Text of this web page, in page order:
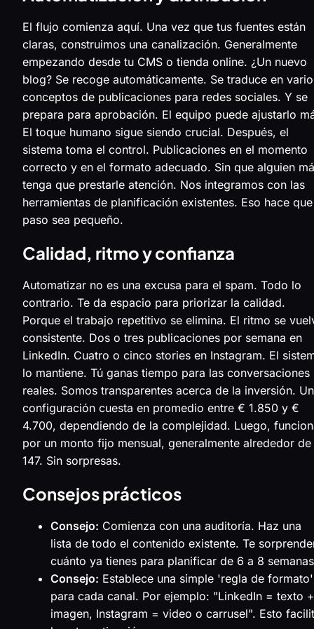
El flujo comienza aquí. Una vez que tus fuentes están
claras, construimos una canalización. Generalmente
empezando desde tu CMS o tienda online. ¿Un nuevo
blog? Se recoge automáticamente. Se traduce en
conceptos de publicaciones para redes sociales. Y se
prepara para aprobación. El equipo puede ajustarlo
El toque humano sigue siendo crucial. Después, el
sistema toma el control. Publicaciones en el momento
correcto y en el formato adecuado. Sin que alguien
tenga que prestarle atención. Nos integramos con las
herramientas de planificación existentes. Eso hace
paso sea pequeño.
Calidad, ritmo y confianza
Automatizar no es una excusa para el spam. Todo lo
contrario. Te da espacio para priorizar la calidad.
Porque el trabajo repetitivo se elimina. El ritmo se
consistente. Dos o tres publicaciones por semana en
LinkedIn. Cuatro o cinco stories en Instagram. El
lo mantiene. Tú ganas tiempo para las conversaciones
reales. Somos transparentes acerca de la inversión.
configuración cuesta en promedio entre € 1.850 y €
4.700, dependiendo de la complejidad. Luego,
por un monto fijo mensual, generalmente alrededor
147. Sin sorpresas.
Consejos prácticos
Consejo: Comienza con una auditoría. Haz una
lista de todo el contenido existente. Te
cuánto ya tienes para planificar de 6 a 8
Consejo: Establece una simple 'regla de formato'
para cada canal. Por ejemplo: "LinkedIn = texto +
imagen, Instagram = video o carrusel". Esto